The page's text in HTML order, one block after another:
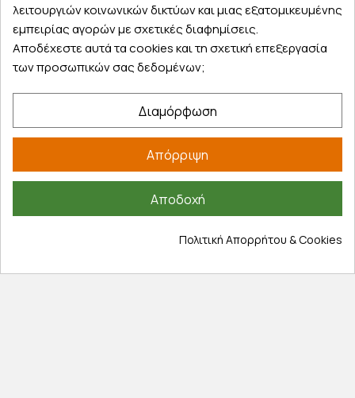
Εξυπηρέτηση πελατών
Λογαριασμός
Τα αγαπημένα μου
Τρόποι παραγγελίας
Τρόποι πληρωμής
Επιστροφές προϊοντων
λειτουργιών κοινωνικών δικτύων και μιας εξατομικευμένης
εμπειρίας αγορών με σχετικές διαφημίσεις.
Αποδέχεστε αυτά τα cookies και τη σχετική επεξεργασία
των προσωπικών σας δεδομένων;
Διαμόρφωση
Απόρριψη
Αποδοχή
Πολιτική Απορρήτου & Cookies